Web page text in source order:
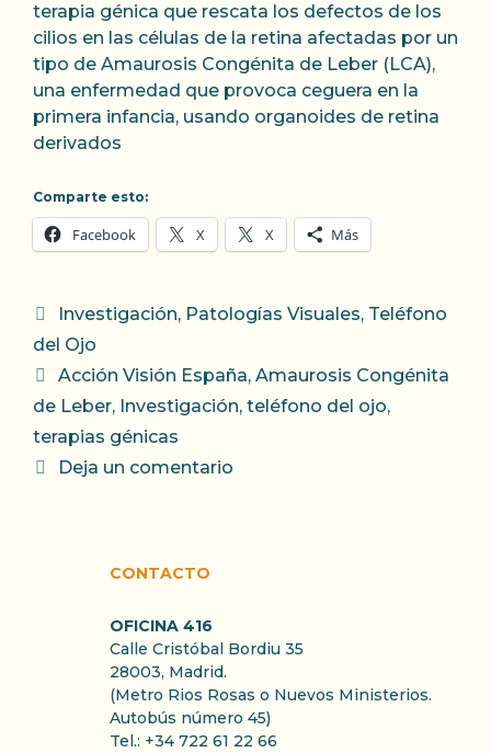
terapia génica que rescata los defectos de los
cilios en las células de la retina afectadas por un
tipo de Amaurosis Congénita de Leber (LCA),
una enfermedad que provoca ceguera en la
primera infancia, usando organoides de retina
derivados
Comparte esto:
Facebook X X Más
Categorías
Investigación, Patologías Visuales, Teléfono
del Ojo
Etiquetas
Acción Visión España, Amaurosis Congénita
de Leber, Investigación, teléfono del ojo,
terapias génicas
Deja un comentario
CONTACTO
OFICINA 416
Calle Cristóbal Bordiu 35
28003, Madrid.
(Metro Rios Rosas o Nuevos Ministerios.
Autobús número 45)
Tel.: +34 722 61 22 66